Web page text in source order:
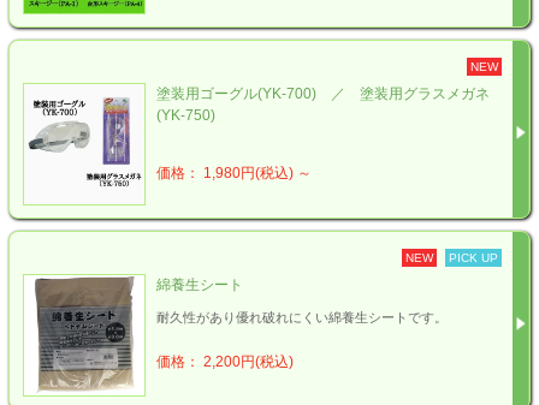
NEW
塗装用ゴーグル(YK-700) ／ 塗装用グラスメガネ
(YK-750)
価格： 1,980円(税込) ～
NEW PICK UP
綿養生シート
耐久性があり優れ破れにくい綿養生シートです。
価格： 2,200円(税込)